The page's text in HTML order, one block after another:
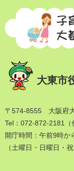
大東市
〒574-8555 大阪府
Tel：072-872-2181（
開庁時間：午前9時か
（土曜日・日曜日・